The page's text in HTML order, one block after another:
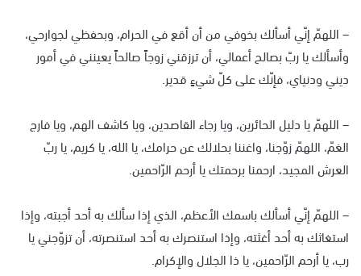
– اللهمّ إنّي أسألك بخوفي من أن أقع في الحرام، وبحفظي لجوارحي،
وأسألك يا ربّ بصالح أعمالي، أن ترزقني زوجاً صالحاً يعينني في أمور
ديني ودنياي، فإنّك على كلّ شيءٍ قدير.
– اللهمّ يا دليل الحائرين، ويا رجاء القاصدين، ويا كاشف الهم، ويا فارج
الغمّ، اللهمّ زوّجنا، واغننا بحلالك عن حرامك، يا الله، يا كريم، يا ربّ
العرش المجيد، ارحمنا برحمتك يا أرحم الرّاحمين.
– اللهمّ إنّي أسألك باسمك الأعظم، الذي إذا سألك به أحد أجبته، وإذا
استغاثك به أحد أغثته، وإذا استنصرك به أحد استنصرته، أن تزوّجني يا
رب، يا أرحم الرّاحمين، يا ذا الجلال والإكرام.